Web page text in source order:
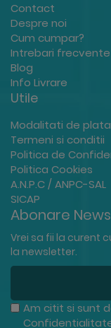
Contact
Despre noi
Cum cumpar?
Intrebari frecvente
Blog
Info Livrare
Utile
Modalitati de plata
Termeni si conditii
Politica de
Politica Cookies
A.N.P.C / ANPC-SAL
SICAP
Abonare
Vrei sa fii la curent
la newsletter.
Am citit si sunt